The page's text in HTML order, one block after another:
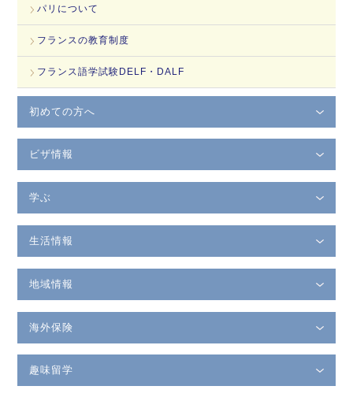
パリについて
フランスの教育制度
フランス語学試験DELF・DALF
初めての方へ
ビザ情報
学ぶ
生活情報
地域情報
海外保険
趣味留学